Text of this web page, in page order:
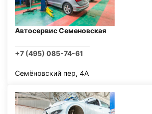
Автосервис Семеновская
+7 (495) 085-74-61
Семёновский пер, 4А